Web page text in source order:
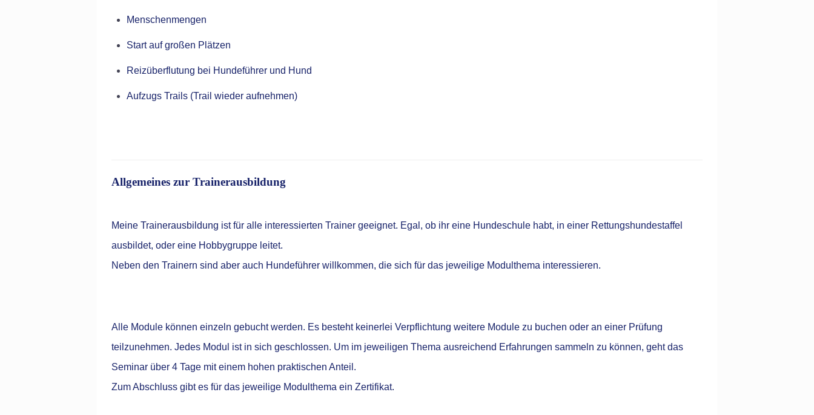
Menschenmengen
Start auf großen Plätzen
Reizüberflutung bei Hundeführer und Hund
Aufzugs Trails (Trail wieder aufnehmen)
Allgemeines zur Trainerausbildung
Meine Trainerausbildung ist für alle interessierten Trainer geeignet. Egal, ob ihr eine Hundeschule habt, in einer Rettungshundestaffel
ausbildet, oder eine Hobbygruppe leitet.
Neben den Trainern sind aber auch Hundeführer willkommen, die sich für das jeweilige Modulthema interessieren.
Alle Module können einzeln gebucht werden. Es besteht keinerlei Verpflichtung weitere Module zu buchen oder an einer Prüfung
teilzunehmen. Jedes Modul ist in sich geschlossen. Um im jeweiligen Thema ausreichend Erfahrungen sammeln zu können, geht das
Seminar über 4 Tage mit einem hohen praktischen Anteil.
Zum Abschluss gibt es für das jeweilige Modulthema ein Zertifikat.